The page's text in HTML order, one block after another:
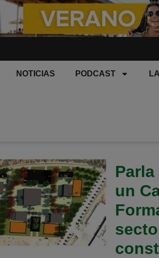
NOTICIAS PODCAST
un